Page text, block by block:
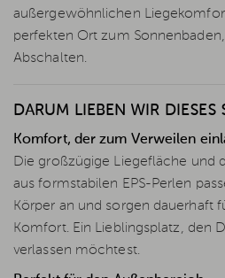
außergewöhnlichen
perfekten Ort zum
Abschalten.
DARUM LIEBEN WIR DIESES
Komfort, der zum Verweilen
Die großzügige Liegefläche und
aus formstabilen EPS-Perlen
Körper an und sorgen dauerhaft
Komfort. Ein Lieblingsplatz, den
verlassen möchtest.